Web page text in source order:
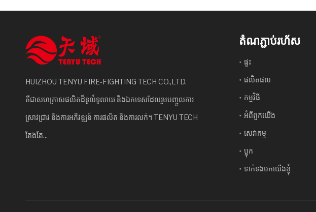
HUIZHOU TENYU FIRE-FIGHTING TECH CO.,LTD.
គឺជាសហគ្រាសផលិតដ៏ទូលំទូលាយ និងឯកទេសដែលរួមបញ្ចូលការ
ស្រាវជ្រាវ និងការអភិវឌ្ឍន៍ ការផលិត និងការលក់។ TENYU TECH
តែងតែ...
តំណភ្ជាប់រហ័ស
ផ្ទះ
ផលិតផល
កម្មវិធី
អំពីពួកយើង
សេវាកម្ម
ប្លុក
ទាក់ទងមកយើងខ្ញុំ